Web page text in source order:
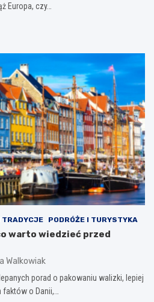
Europa, czy…
TRADYCJE PODRÓŻE I TURYSTYKA
warto wiedzieć przed
Walkowiak
porad o pakowaniu walizki, lepiej
o Danii,…